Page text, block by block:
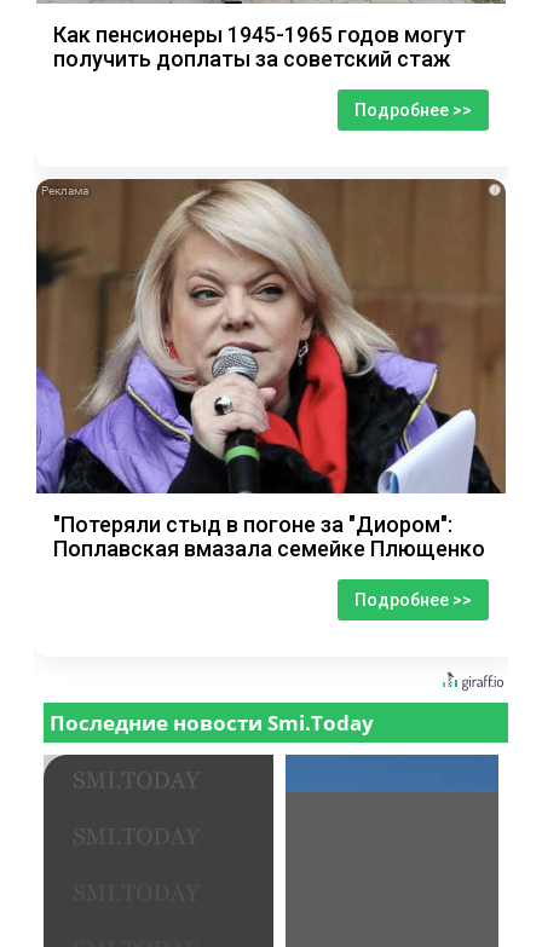
Как пенсионеры 1945-1965 годов могут
получить доплаты за советский стаж
Подробнее >>
i
"Потеряли стыд в погоне за "Диором":
Поплавская вмазала семейке Плющенко
Подробнее >>